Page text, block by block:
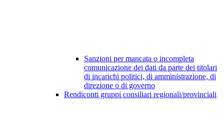
Sanzioni per mancata o incompleta
comunicazione dei dati da parte dei titolari
di incarichi politici, di amministrazione, di
direzione o di governo
Rendiconti gruppi consiliari regionali/provinciali